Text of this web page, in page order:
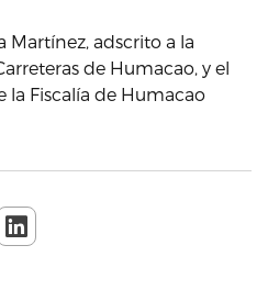
Martínez, adscrito a la
de Humacao, y el
la Fiscalía de Humacao